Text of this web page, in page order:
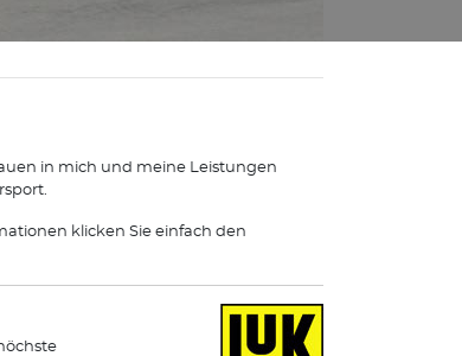
in mich und meine Leistungen
klicken Sie einfach den